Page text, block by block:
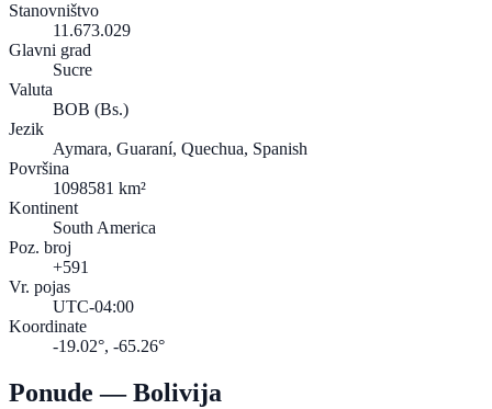
Stanovništvo
11.673.029
Glavni grad
Sucre
Valuta
BOB (Bs.)
Jezik
Aymara, Guaraní, Quechua, Spanish
Površina
1098581 km²
Kontinent
South America
Poz. broj
+591
Vr. pojas
UTC-04:00
Koordinate
-19.02°, -65.26°
Ponude — Bolivija